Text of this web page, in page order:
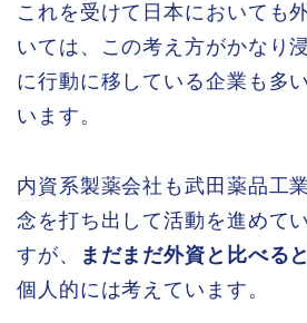
これを受けて日本においても
いては、この考え方がかなり
に行動に移している企業も多
います。
内資系製薬会社も武田薬品工
念を打ち出して活動を進めて
すが、
まだまだ外資と比べる
個人的には考えています。